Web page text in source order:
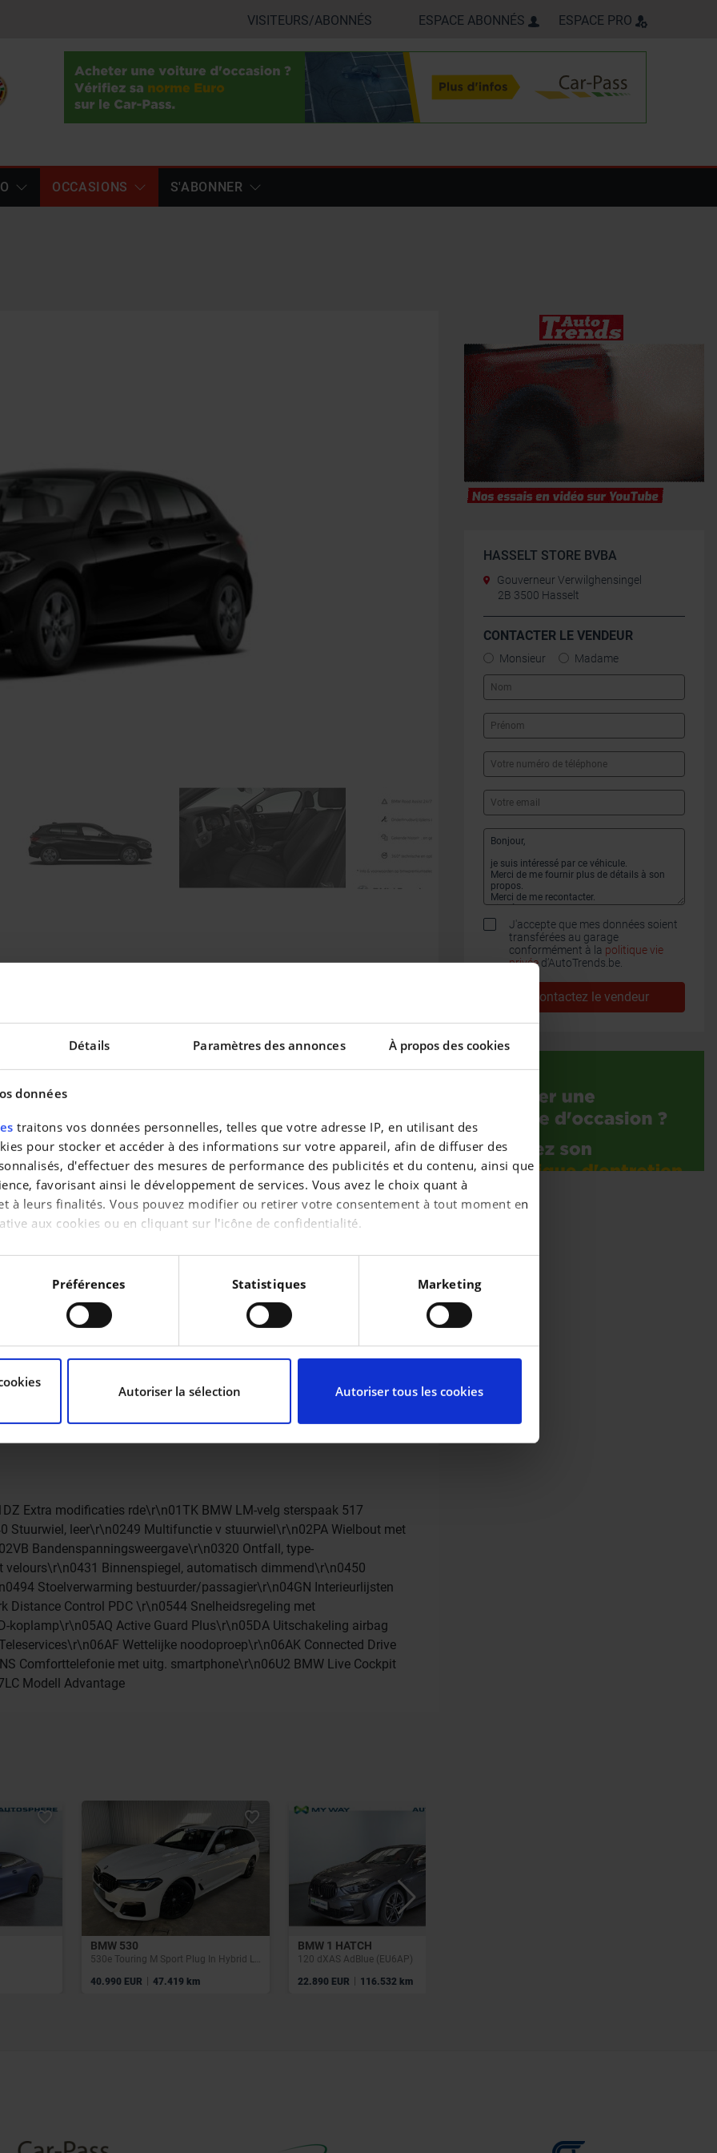
Détails Paramètres des annonces À propos des cookies
données
traitons vos données personnelles, telles que votre adresse IP, en utilisant des
pour stocker et accéder à des informations sur votre appareil, afin de diffuser des
d'effectuer des mesures de performance des publicités et du contenu, ainsi que
favorisant ainsi le développement de services. Vous avez le choix quant à
à leurs finalités. Vous pouvez modifier ou retirer votre consentement à tout moment en
aux cookies ou en cliquant sur l'icône de confidentialité.
également :
sur votre localisation géographique qui peuvent être précises à plusieurs mètres
en l'analysant activement pour en relever les caractéristiques spécifiques (empreintes
de vos données personnelles et définir vos préférences, reportez-vous à la
modifier ou retirer votre consentement à tout moment à partir de la déclaration sur
personnaliser le contenu et les annonces, d’offrir des fonctionnalités relatives aux
sociaux, de publicité et d’analyse, qui peuvent combiner celles-ci avec d’autres
Préférences Statistiques Marketing
Autoriser la sélection Autoriser tous les cookies
VISITEURS/ABONNÉS ESPACE ABONNÉS ESPACE PRO
OCCASIONS S'ABONNER
CARBURANT
Essence
TRANSMISSION
Automatique
PORTES
5
COULEUR INTÉRIEURE
Oui
Extra modificaties rde\r\n01TK BMW LM-velg sterspaak 517
Stuurwiel, leer\r\n0249 Multifunctie v stuurwiel\r\n02PA Wielbout met
Bandenspanningsweergave\r\n0320 Ontfall, type-
Binnenspiegel, automatisch dimmend\r\n0450
Stoelverwarming bestuurder/passagier\r\n04GN Interieurlijsten
Distance Control PDC \r\n0544 Snelheidsregeling met
Active Guard Plus\r\n05DA Uitschakeling airbag
Wettelijke noodoproep\r\n06AK Connected Drive
Comforttelefonie met uitg. smartphone\r\n06U2 BMW Live Cockpit
Modell Advantage
BMW 530
530e Touring M Sport Plug In Hybrid Laser ACC Trekhaak
40.990 EUR | 47.419 km
BMW 1 HATCH
120 dXAS AdBlue (EU6AP)
22.890 EUR | 116.532 km
HASSELT STORE BVBA
Gouverneur Verwilghensingel
2B 3500 Hasselt
CONTACTER LE VENDEUR
Monsieur Madame
J'accepte que mes données soient
transférées au garage
conformément à la politique vie
privée d’AutoTrends.be.
Contactez le vendeur